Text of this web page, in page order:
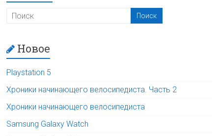
Новое
Playstation 5
Хроники начинающего велосипедиста. Часть 2
Хроники начинающего велосипедиста
Samsung Galaxy Watch